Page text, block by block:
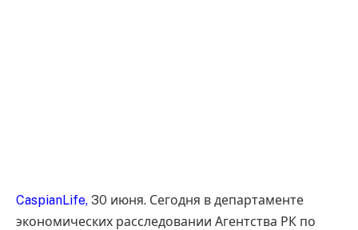
CaspianLife, 30 июня. Сегодня в департаменте
экономических расследовании Агентства РК по